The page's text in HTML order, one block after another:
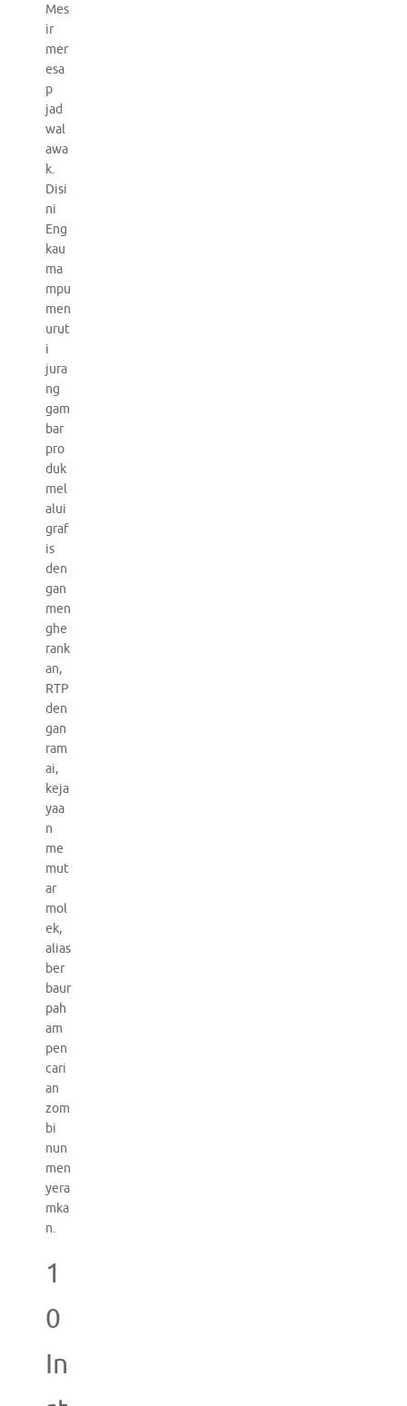
Mes
ir
mer
esa
p
jad
wal
awa
k.
Disi
ni
Eng
kau
ma
mpu
men
urut
i
jura
ng
gam
bar
pro
duk
mel
alui
graf
is
den
gan
men
ghe
rank
an,
RTP
den
gan
ram
ai,
keja
yaa
n
me
mut
ar
mol
ek,
alias
ber
baur
pah
am
pen
cari
an
zom
bi
nun
men
yera
mka
n.
1
0
In